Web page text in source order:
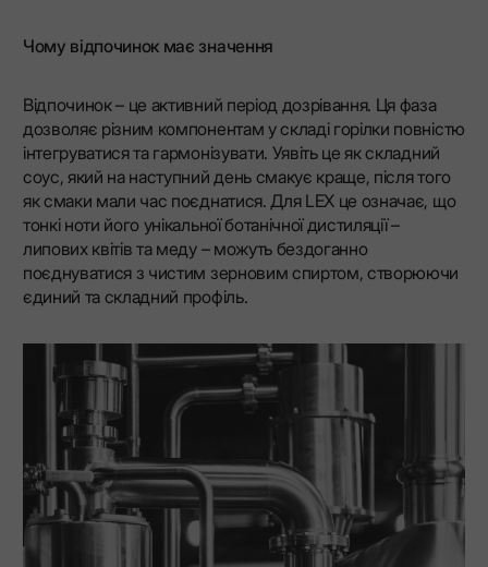
Чому відпочинок має значення
Відпочинок – це активний період дозрівання. Ця фаза
дозволяє різним компонентам у складі горілки повністю
інтегруватися та гармонізувати. Уявіть це як складний
соус, який на наступний день смакує краще, після того
як смаки мали час поєднатися. Для LEX це означає, що
тонкі ноти його унікальної ботанічної дистиляції –
липових квітів та меду – можуть бездоганно
поєднуватися з чистим зерновим спиртом, створюючи
єдиний та складний профіль.